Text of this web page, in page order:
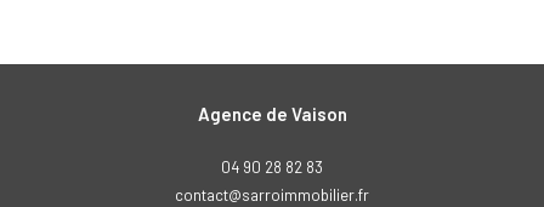
Agence de Vaison
04 90 28 82 83
contact@sarroimmobilier.fr